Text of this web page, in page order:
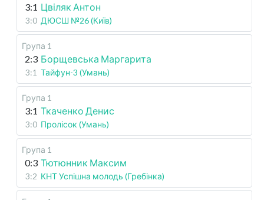
3:1 Цвіляк Антон
3:0 ДЮСШ №26 (Київ)
Група 1
2:3 Борщевська Маргарита
3:1 Тайфун-3 (Умань)
Група 1
3:1 Ткаченко Денис
3:0 Пролісок (Умань)
Група 1
0:3 Тютюнник Максим
3:2 КНТ Успішна молодь (Гребінка)